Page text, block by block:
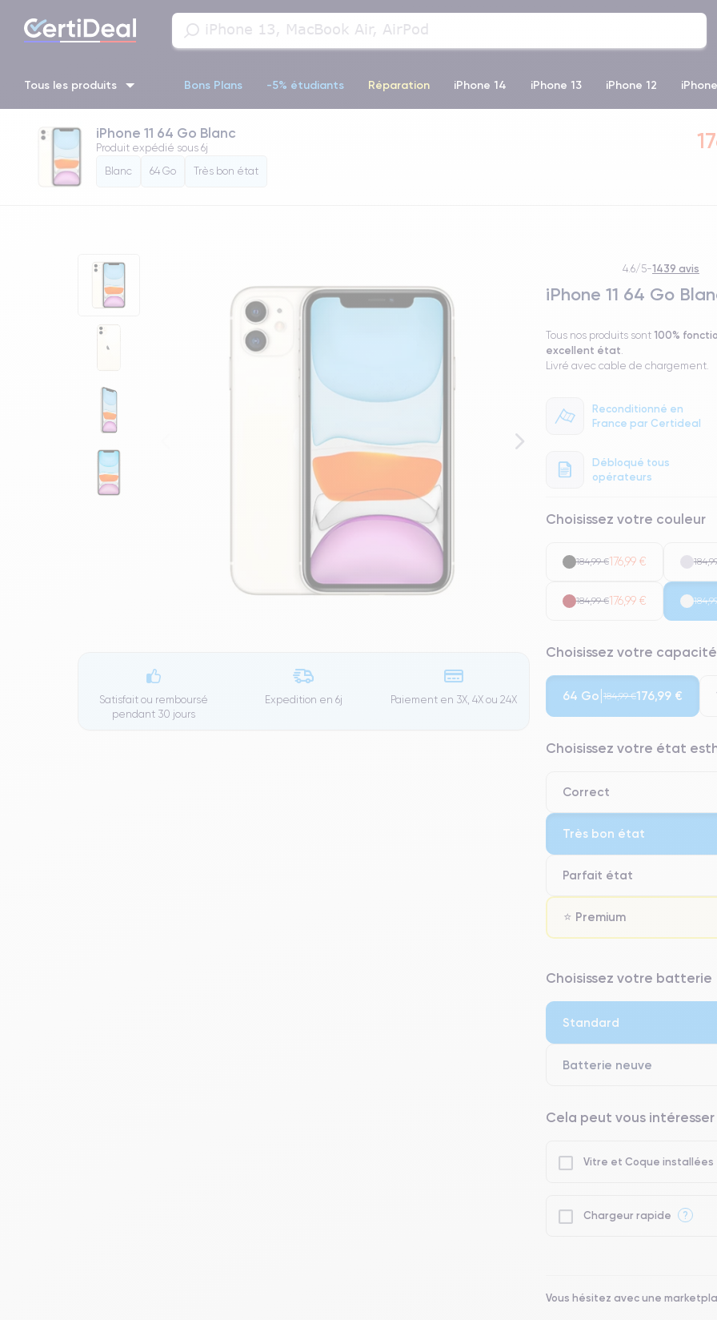
Tous les produits Bons Plans -5% étudiants Réparation iPhone 14 iPhone 13 iPhone 12
iPhone 16 iPhone 14 Pro iPhone 13 Pro
iPhone 11 Pro
iPhone 11 64 Go Blanc
Produit expédié sous 6j
Blanc
64 Go Très bon état
Satisfait ou remboursé
pendant 30 jours
Expedition en 6j Paiement en 3X, 4X ou 24X
4.6/5-1439 avis
iPhone 11 64 Go
Tous nos produits sont 100%
excellent état
Livré avec cable de chargement.
Reconditionné en
France par Certideal
Débloqué tous
opérateurs
Choisissez votre couleur
184,99 €176,99 €
184,99 €176,99 €
Choisissez votre capacité
64 Go 184,99 €176,99 €
Choisissez votre état
Correct
Très bon état
Parfait état
⭐ Premium
⭐ Premium
Choisissez votre batterie
Standard
Batterie neuve
Cela peut vous intéresser
Vitre et Coque installées
Chargeur rapide ?
Vous hésitez avec une